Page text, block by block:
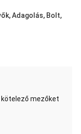
Adagolás, Bolt,
kötelező mezőket